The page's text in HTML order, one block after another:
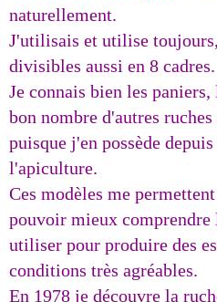
naturellement.
J'utilisais et utilise
divisibles aussi en 8 cadres.
Je connais bien les
bon nombre d'autres
puisque j'en possède
l'apiculture.
Ces modèles me
pouvoir mieux
utiliser pour produire des
conditions très agréables.
En 1978 je découvre la